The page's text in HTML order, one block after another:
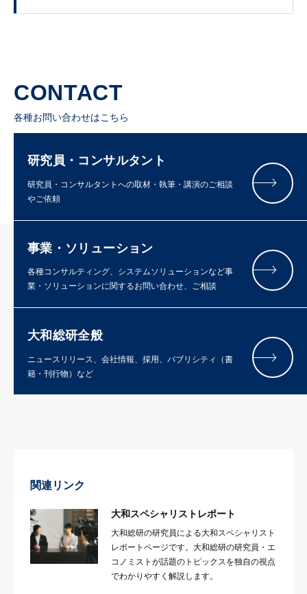
CONTACT
各種お問い合わせはこちら
研究員・コンサルタント
研究員・コンサルタントへの取材・執筆・講演のご相談
やご依頼
事業・ソリューション
各種コンサルティング、システムソリューションなど事
業・ソリューションに関するお問い合わせ、ご相談
大和総研全般
ニュースリリース、会社情報、採用、パブリシティ（書
籍・刊行物）など
関連リンク
大和スペシャリストレポート
大和総研の研究員による大和スペシャリスト
レポートページです。大和総研の研究員・エ
コノミストが話題のトピックスを独自の視点
でわかりやすく解説します。